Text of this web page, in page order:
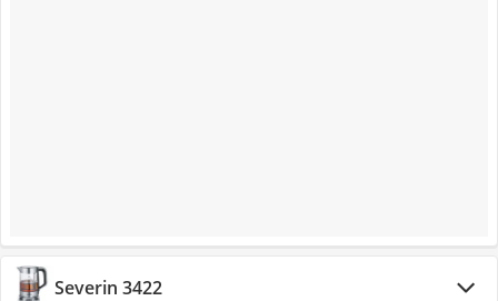
Severin 3422